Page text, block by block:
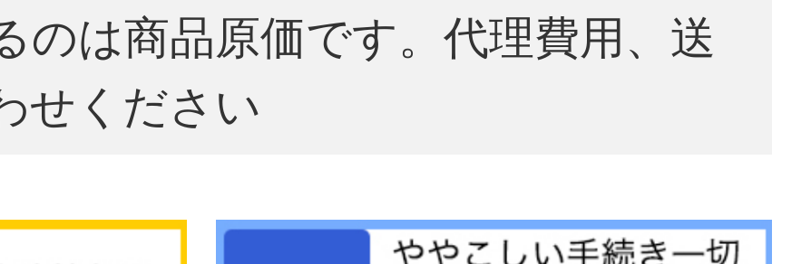
のは商品原価です。代理費用、送
せください